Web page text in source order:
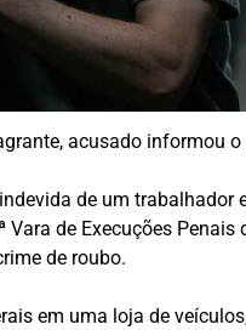
acusado informou
de um
Vara de Execuções
de roubo.
em uma loja de